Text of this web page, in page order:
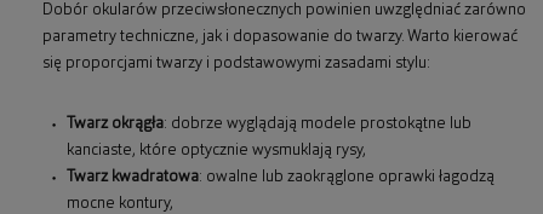
Dobór okularów przeciwsłonecznych powinien uwzględniać zarówno
parametry techniczne, jak i dopasowanie do twarzy. Warto kierować
się proporcjami twarzy i podstawowymi zasadami stylu:
Twarz okrągła: dobrze wyglądają modele prostokątne lub
kanciaste, które optycznie wysmuklają rysy,
Twarz kwadratowa: owalne lub zaokrąglone oprawki łagodzą
mocne kontury,